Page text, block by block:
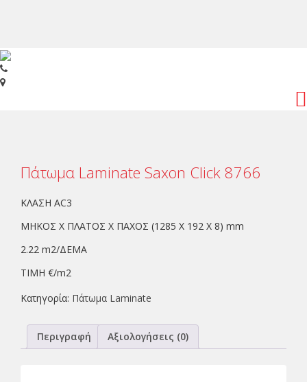
Πάτωμα Laminate Saxon Click 8766
ΚΛΑΣΗ AC3
ΜΗΚΟΣ Χ ΠΛΑΤΟΣ Χ ΠΑΧΟΣ (1285 Χ 192 Χ 8) mm
2.22 m2/ΔΕΜΑ
ΤΙΜΗ €/m2
Κατηγορία: Πάτωμα Laminate
Περιγραφή Αξιολογήσεις (0)